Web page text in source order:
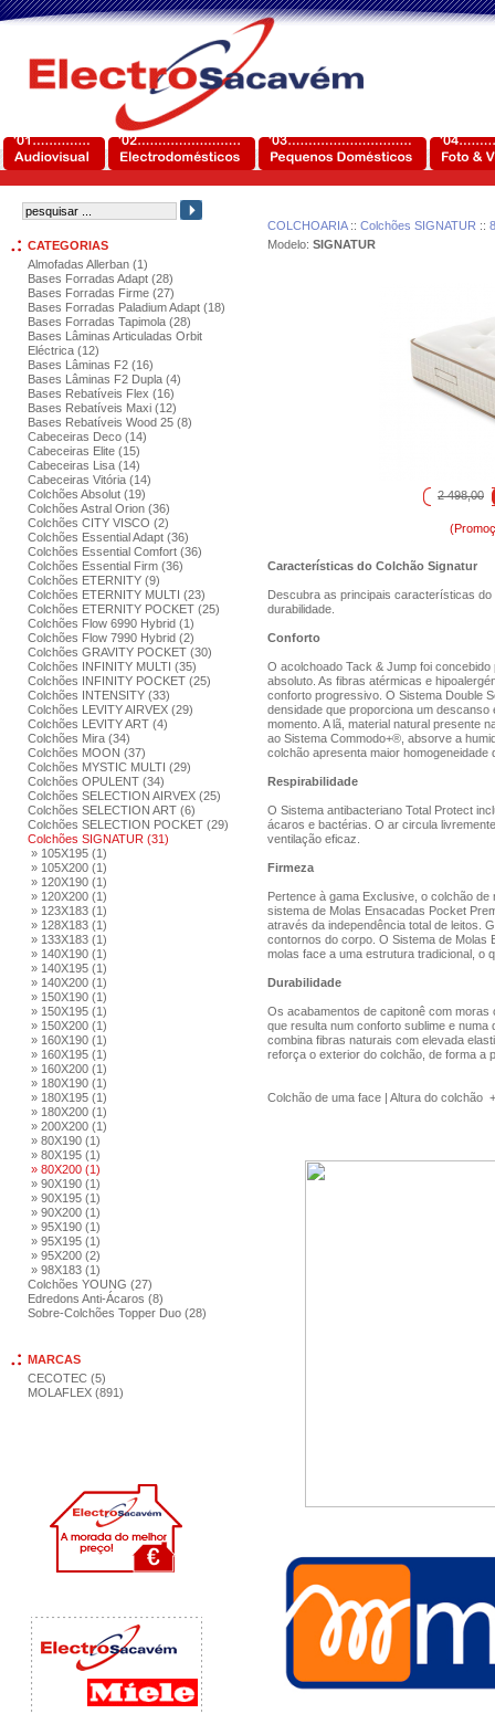
CATEGORIAS
Almofadas Allerban (1)
Bases Forradas Adapt (28)
Bases Forradas Firme (27)
Bases Forradas Paladium Adapt (18)
Bases Forradas Tapimola (28)
Bases Lâminas Articuladas Orbit
Eléctrica (12)
Bases Lâminas F2 (16)
Bases Lâminas F2 Dupla (4)
Bases Rebatíveis Flex (16)
Bases Rebatíveis Maxi (12)
Bases Rebatíveis Wood 25 (8)
Cabeceiras Deco (14)
Cabeceiras Elite (15)
Cabeceiras Lisa (14)
Cabeceiras Vitória (14)
Colchões Absolut (19)
Colchões Astral Orion (36)
Colchões CITY VISCO (2)
Colchões Essential Adapt (36)
Colchões Essential Comfort (36)
Colchões Essential Firm (36)
Colchões ETERNITY (9)
Colchões ETERNITY MULTI (23)
Colchões ETERNITY POCKET (25)
Colchões Flow 6990 Hybrid (1)
Colchões Flow 7990 Hybrid (2)
Colchões GRAVITY POCKET (30)
Colchões INFINITY MULTI (35)
Colchões INFINITY POCKET (25)
Colchões INTENSITY (33)
Colchões LEVITY AIRVEX (29)
Colchões LEVITY ART (4)
Colchões Mira (34)
Colchões MOON (37)
Colchões MYSTIC MULTI (29)
Colchões OPULENT (34)
Colchões SELECTION AIRVEX (25)
Colchões SELECTION ART (6)
Colchões SELECTION POCKET (29)
Colchões SIGNATUR (31)
» 105X195 (1)
» 105X200 (1)
» 120X190 (1)
» 120X200 (1)
» 123X183 (1)
» 128X183 (1)
» 133X183 (1)
» 140X190 (1)
» 140X195 (1)
» 140X200 (1)
» 150X190 (1)
» 150X195 (1)
» 150X200 (1)
» 160X190 (1)
» 160X195 (1)
» 160X200 (1)
» 180X190 (1)
» 180X195 (1)
» 180X200 (1)
» 200X200 (1)
» 80X190 (1)
» 80X195 (1)
» 80X200 (1)
» 90X190 (1)
» 90X195 (1)
» 90X200 (1)
» 95X190 (1)
» 95X195 (1)
» 95X200 (2)
» 98X183 (1)
Colchões YOUNG (27)
Edredons Anti-Ácaros (8)
Sobre-Colchões Topper Duo (28)
MARCAS
CECOTEC (5)
MOLAFLEX (891)
COLCHOARIA:: Colchões SIGNATUR ::
Modelo: SIGNATUR
2 498,00
Características do Colchão Signatur
Descubra as principais características
durabilidade.
Conforto
O acolchoado Tack & Jump foi
absoluto. As fibras atérmicas e
conforto progressivo. O Sistema Double
densidade que proporciona um
momento. A lã, material natural presente
ao Sistema Commodo+®, absorve a
colchão apresenta maior
Respirabilidade
O Sistema antibacteriano Total Protect
ácaros e bactérias. O ar circula
ventilação eficaz.
Firmeza
Pertence à gama Exclusive, o colchão
sistema de Molas Ensacadas Pocket
através da independência total de leitos.
contornos do corpo. O Sistema de
molas face a uma estrutura tradicional, o
Durabilidade
Os acabamentos de capitonê com
que resulta num conforto sublime e
combina fibras naturais com elevada
reforça o exterior do colchão, de forma a
Colchão de uma face | Altura do colchão